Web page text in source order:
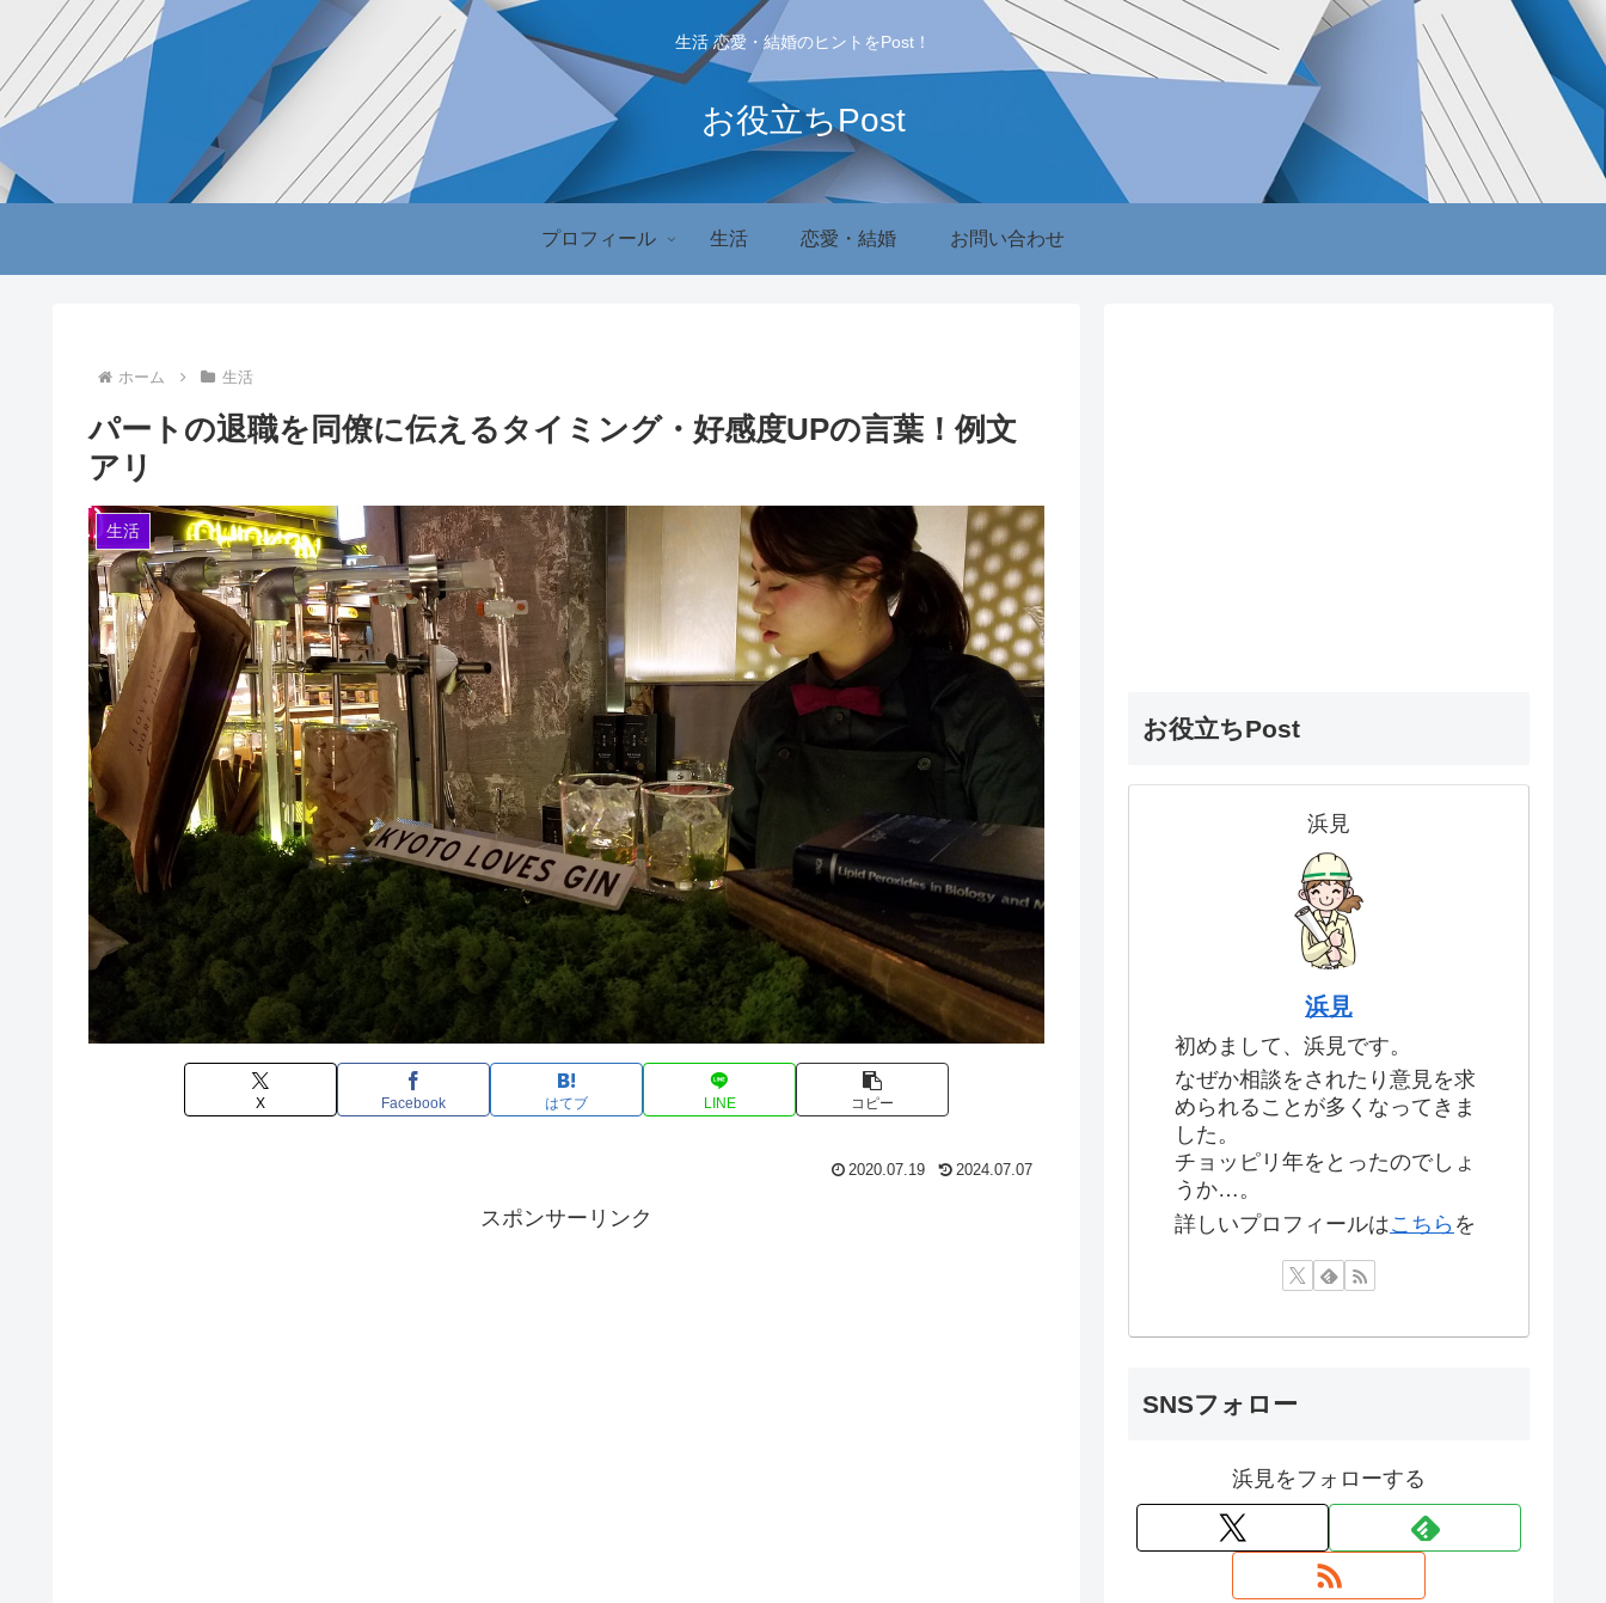
生活 恋愛・結婚のヒントをPost！
お役立ちPost
プロフィール 生活 恋愛・結婚 お問い合わせ
ホーム 生活
パートの退職を同僚に伝えるタイミング・好感度UPの言葉！例文
アリ
生活
X Facebook はてブ LINE コピー
2020.07.19 2024.07.07
スポンサーリンク
お役立ちPost
浜見
浜見
初めまして、浜見です。
なぜか相談をされたり意見を求
められることが多くなってきま
した。
チョッピリ年をとったのでしょ
うか…。
詳しいプロフィールはこちら を
SNSフォロー
浜見をフォローする